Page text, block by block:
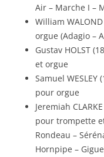
Air – Marche I –
William
orgue (Adagio –
Gustav HOLST
et orgue
Samuel
pour orgue
Jeremiah
pour trompette
Rondeau –
Hornpipe –